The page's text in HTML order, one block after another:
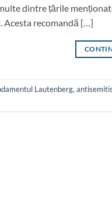
dintre țările
Acesta recomandă […]
Lautenberg,